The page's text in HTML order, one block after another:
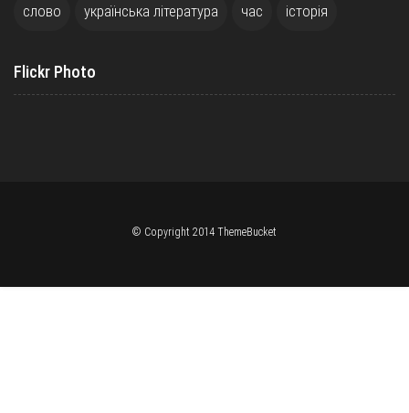
слово українська література час історія
Flickr Photo
© Copyright 2014 ThemeBucket